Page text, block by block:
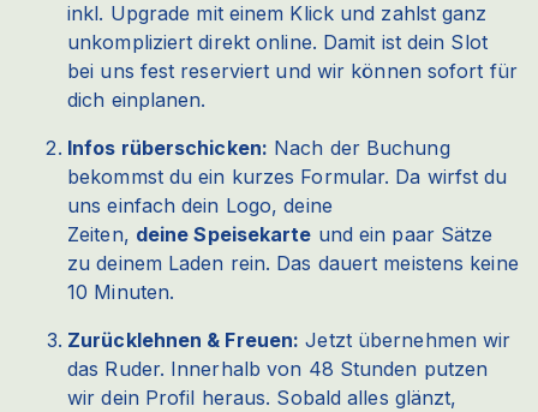
inkl. Upgrade mit einem Klick und zahlst ganz
unkompliziert direkt online. Damit ist dein Slot
bei uns fest reserviert und wir können sofort für
dich einplanen.
Infos rüberschicken: Nach der Buchung
bekommst du ein kurzes Formular. Da wirfst du
uns einfach dein Logo, deine
Zeiten, deine Speisekarte und ein paar Sätze
zu deinem Laden rein. Das dauert meistens keine
10 Minuten.
Zurücklehnen & Freuen: Jetzt übernehmen wir
das Ruder. Innerhalb von 48 Stunden putzen
wir dein Profil heraus. Sobald alles glänzt,